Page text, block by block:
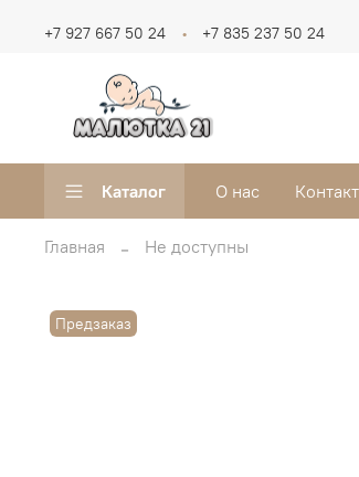
+7 927 667 50 24 +7 835 237 50 24
Каталог О нас
Главная Не доступны
Предзаказ